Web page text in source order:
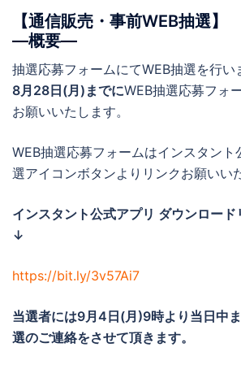
【通信販売・事前WEB抽選】
―概要―
抽選応募フォームにてWEB抽選を行い
8月28日(月)までにWEB抽選応募フォ
お願いいたします。
WEB抽選応募フォームはインスタント
選アイコンボタンよりリンクお願いい
インスタント公式アプリ ダウンロード
↓
https://bit.ly/3v57Ai7
当選者には9月4日(月)9時より当日中
選のご連絡をさせて頂きます。